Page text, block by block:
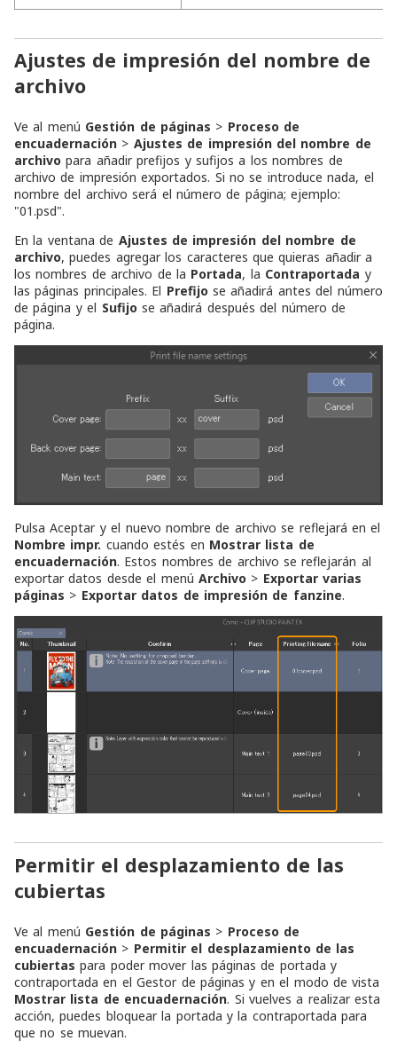
Ajustes de impresión del nombre de
archivo
Ve al menú Gestión de páginas > Proceso de
encuadernación > Ajustes de impresión del nombre de
archivo para añadir prefijos y sufijos a los nombres de
archivo de impresión exportados. Si no se introduce nada, el
nombre del archivo será el número de página; ejemplo:
"01.psd".
En la ventana de Ajustes de impresión del nombre de
archivo, puedes agregar los caracteres que quieras añadir a
los nombres de archivo de la Portada, la Contraportada y
las páginas principales. El Prefijo se añadirá antes del número
de página y el Sufijo se añadirá después del número de
página.
Pulsa Aceptar y el nuevo nombre de archivo se reflejará en el
Nombre impr. cuando estés en Mostrar lista de
encuadernación. Estos nombres de archivo se reflejarán al
exportar datos desde el menú Archivo > Exportar varias
páginas > Exportar datos de impresión de fanzine.
Permitir el desplazamiento de las
cubiertas
Ve al menú Gestión de páginas > Proceso de
encuadernación > Permitir el desplazamiento de las
cubiertas para poder mover las páginas de portada y
contraportada en el Gestor de páginas y en el modo de vista
Mostrar lista de encuadernación. Si vuelves a realizar esta
acción, puedes bloquear la portada y la contraportada para
que no se muevan.